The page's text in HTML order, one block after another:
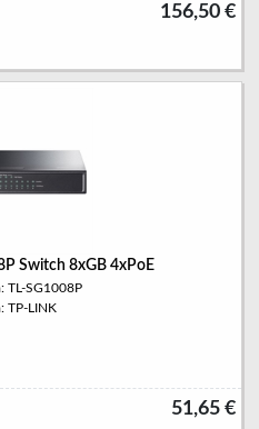
156,50 €
Switch 8xGB 4xPoE
TL-SG1008P
TP-LINK
51,65 €